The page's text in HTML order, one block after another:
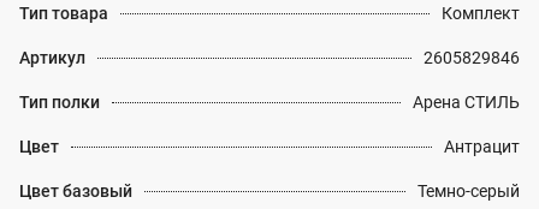
Тип товара Комплект
Артикул 2605829846
Тип полки Арена СТИЛЬ
Цвет Антрацит
Цвет базовый Темно-серый